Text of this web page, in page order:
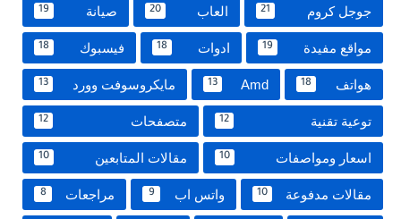
جوجل كروم 21 العاب 20 صيانة 19
مواقع مفيدة 19 ادوات 18 فيسبوك 18
هواتف 18
Amd
13 مايكروسوفت وورد 13
توعية تقنية 12 متصفحات 12
اسعار ومواصفات 10 مقالات المتابعين 10
مقالات مدفوعة 10 واتس اب 9 مراجعات 8